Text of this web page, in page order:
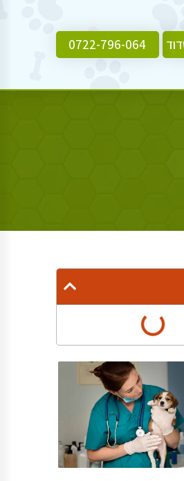
0722-796-064